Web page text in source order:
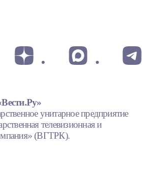
унитарное предприятие
телевизионная и
(ВГТРК).